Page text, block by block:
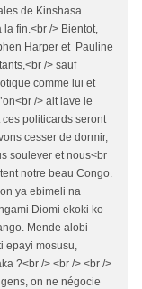
de Kinshasa
fin.<br /> Bientot,
Harper et Pauline
/> sauf
comme lui et
/> ait lave le
politicards seront
cesser de dormir,
soulever et nous<br
notre beau Congo.
ya ebimeli na
Diomi ekoki ko
Mende alobi
epayi mosusu,
?<br /> <br /> <br />
on ne négocie